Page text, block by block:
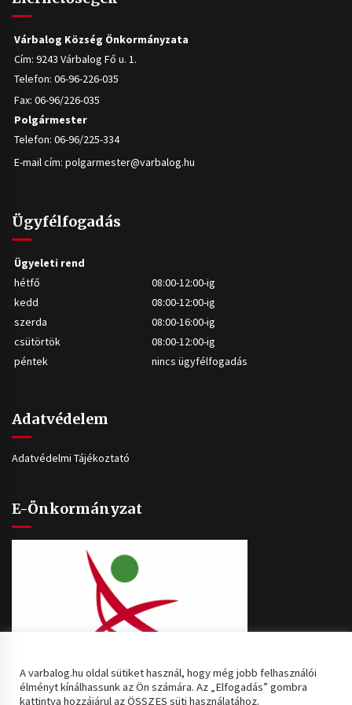
Várbalog Község Önkormányzata
Cím: 9243 Várbalog Fő u. 1.
Telefon: 06-96-226-035
Fax: 06-96/226-035
Polgármester
Telefon: 06-96/225-334
E-mail cím: polgarmester@varbalog.hu
Ügyfélfogadás
Ügyeleti rend
hétfő
08:00-12:00-ig
kedd
08:00-12:00-ig
szerda
08:00-16:00-ig
csütörtök
08:00-12:00-ig
péntek
nincs ügyfélfogadás
Adatvédelem
Adatvédelmi Tájékoztató
E-Önkormányzat
A varbalog.hu oldal sütiket használ, hogy még jobb felhasználói
élményt kínálhassunk az Ön számára. Az „Elfogadás” gombra
kattintva hozzájárul az ÖSSZES süti használatához.